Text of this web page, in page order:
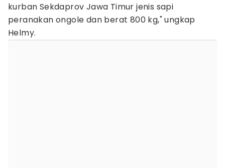
kurban Sekdaprov Jawa Timur jenis sapi
peranakan ongole dan berat 800 kg," ungkap
Helmy.